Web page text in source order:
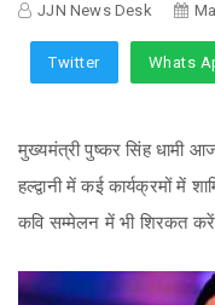
JJN News Desk
Twitter Whats
मुख्यमंत्री पुष्कर सिंह धामी
हल्द्वानी में कई कार्यक्रमों में
कवि सम्मेलन में भी शिरकत